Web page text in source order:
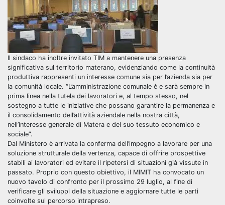
Il sindaco ha inoltre invitato TIM a mantenere una presenza
significativa sul territorio materano, evidenziando come la continuità
produttiva rappresenti un interesse comune sia per l’azienda sia per
la comunità locale. “L’amministrazione comunale è e sarà sempre in
prima linea nella tutela dei lavoratori e, al tempo stesso, nel
sostegno a tutte le iniziative che possano garantire la permanenza e
il consolidamento dell’attività aziendale nella nostra città,
nell’interesse generale di Matera e del suo tessuto economico e
sociale”.
Dal Ministero è arrivata la conferma dell’impegno a lavorare per una
soluzione strutturale della vertenza, capace di offrire prospettive
stabili ai lavoratori ed evitare il ripetersi di situazioni già vissute in
passato. Proprio con questo obiettivo, il MIMIT ha convocato un
nuovo tavolo di confronto per il prossimo 29 luglio, al fine di
verificare gli sviluppi della situazione e aggiornare tutte le parti
coinvolte sul percorso intrapreso.